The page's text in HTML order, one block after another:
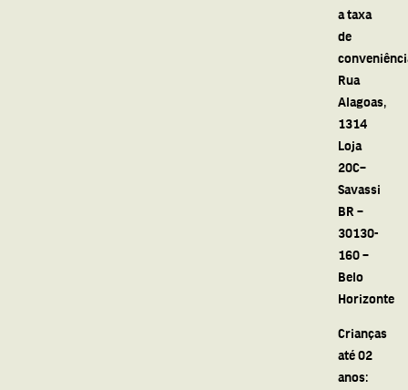
a taxa
de
Rua
Alagoas,
1314
Loja
20C–
Savassi
BR –
30130-
160 –
Belo
Horizonte
Crianças
até 02
anos: